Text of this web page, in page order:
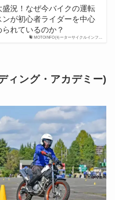
MOTOINFO(モーターサイクルインフ…
盛況！なぜ今バイクの運転
ンが初心者ライダーを中心
られているのか？
ィング・アカデミー)